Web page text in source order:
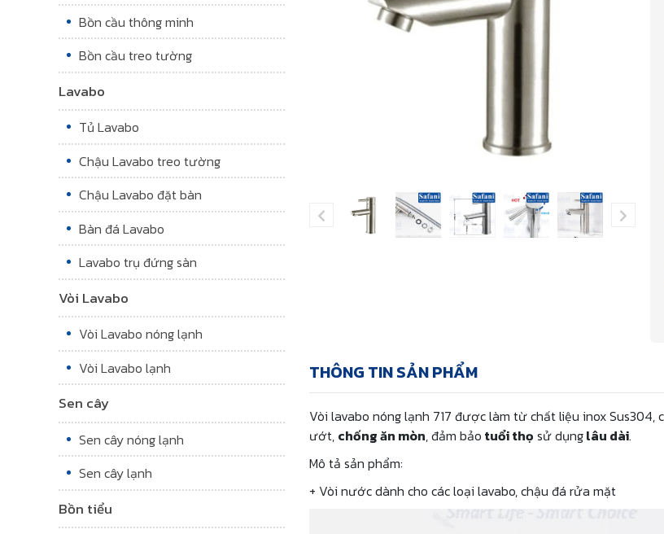
THÔNG TIN SẢN PHẨM
Vòi lavabo nóng lạnh 717 được làm từ chất liệu inox Sus304,
ướt, chống ăn mòn, đảm bảo tuổi thọ sử dụnglâu dài.
Mô tả sản phẩm:
+ Vòi nước dành cho các loại lavabo, chậu đá rửa mặt
Bồn cầu thông minh
Bồn cầu treo tường
Lavabo
Tủ Lavabo
Chậu Lavabo treo tường
Chậu Lavabo đặt bàn
Bàn đá Lavabo
Lavabo trụ đứng sàn
Vòi Lavabo
Vòi Lavabo nóng lạnh
Vòi Lavabo lạnh
Sen cây
Sen cây nóng lạnh
Sen cây lạnh
Bồn tiểu